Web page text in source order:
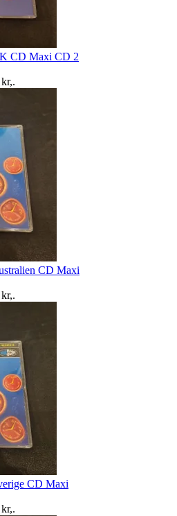
CD Maxi CD 2
,.
CD Maxi
,.
CD Maxi
,.